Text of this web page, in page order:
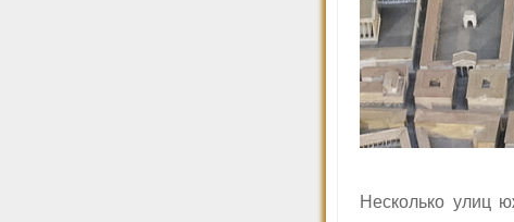
Несколько улиц